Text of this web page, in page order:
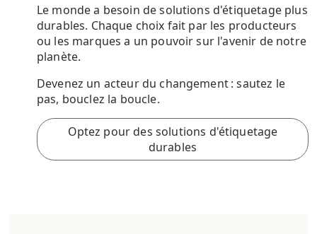
Le monde a besoin de solutions d'étiquetage plus
durables. Chaque choix fait par les producteurs
ou les marques a un pouvoir sur l'avenir de notre
planète.
Devenez un acteur du changement : sautez le
pas, bouclez la boucle.
Optez pour des solutions d'étiquetage
durables